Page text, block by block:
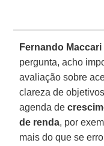
Fernando Maccari
pergunta, acho
avaliação sobre
clareza de
agenda de
de renda, por
mais do que se